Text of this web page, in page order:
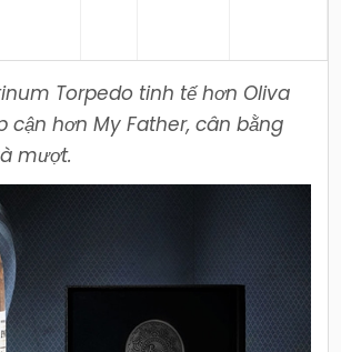
Torpedo tinh tế hơn Oliva
cận hơn My Father, cân bằng
mượt.